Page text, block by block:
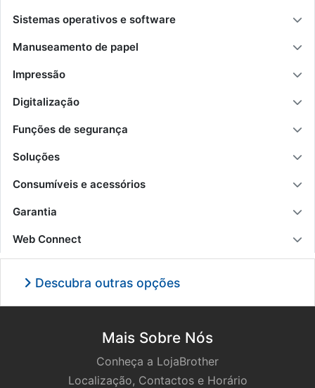
Sistemas operativos e software
Manuseamento de papel
Impressão
Digitalização
Funções de segurança
Soluções
Consumíveis e acessórios
Garantia
Web Connect
Descubra outras opções
Mais Sobre Nós
Conheça a LojaBrother
Localização, Contactos e Horário